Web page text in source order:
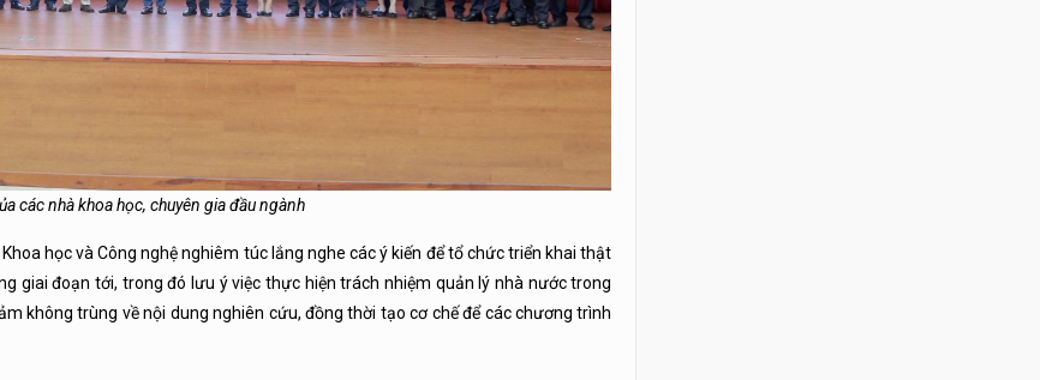
các nhà khoa học, chuyên gia đầu ngành
học và Công nghệ nghiêm túc lắng nghe các ý kiến để tổ chức triển khai thật
giai đoạn tới, trong đó lưu ý việc thực hiện trách nhiệm quản lý nhà nước trong
không trùng về nội dung nghiên cứu, đồng thời tạo cơ chế để các chương trình